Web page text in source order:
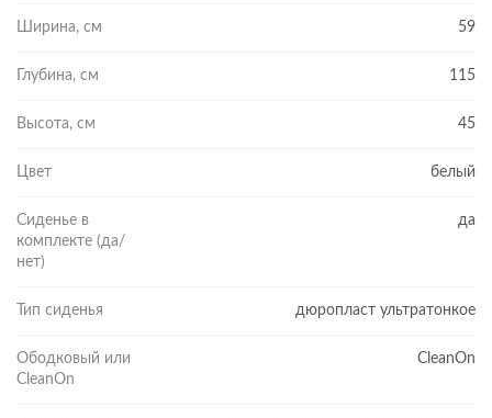
Ширина, см 59
Глубина, см 115
Высота, см 45
Цвет белый
Сиденье в
комплекте (да/
нет)
да
Тип сиденья дюропласт ультратонкое
Ободковый или
CleanOn
CleanOn